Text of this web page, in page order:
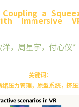
a
Immersive
，周星宇，付心仪*
关键词：
绪压力管理，原型系统，挤